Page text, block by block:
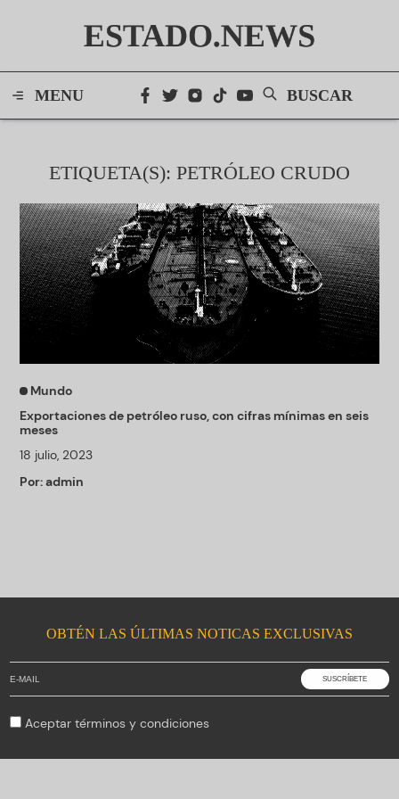
ESTADO.NEWS
MENU BUSCAR
ETIQUETA(S): PETRÓLEO CRUDO
Mundo
Exportaciones de petróleo ruso, con cifras mínimas en seis
meses
18 julio, 2023
Por:admin
OBTÉN LAS ÚLTIMAS NOTICAS EXCLUSIVAS
Aceptartérminos y condiciones